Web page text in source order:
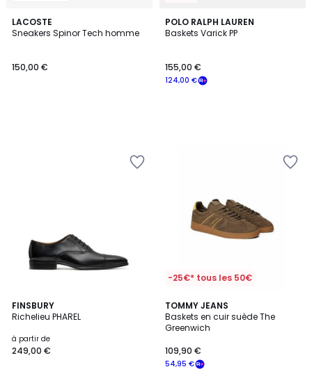
LACOSTE
Sneakers Spinor Tech homme
150,00 €
POLO RALPH LAUREN
Baskets Varick PP
124,00 €
155,00 €
FINSBURY
Richelieu PHAREL
à partir de
249,00 €
2
Couleurs
-25€* tous les 50€
TOMMY JEANS
Baskets en cuir suède The
Greenwich
54,95 €
109,90 €